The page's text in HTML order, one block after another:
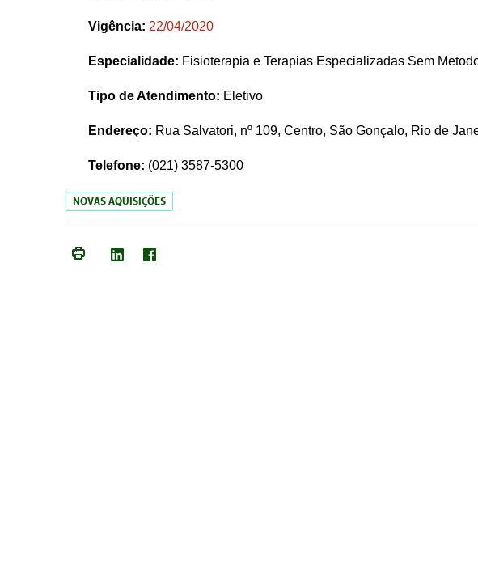
Vigência: 22/04/2020
Especialidade: Fisioterapia e Terapias Especializadas Sem
Tipo de Atendimento: Eletivo
Endereço: Rua Salvatori, nº 109, Centro, São Gonçalo, Rio de
Telefone: (021) 3587-5300
NOVAS AQUISIÇÕES